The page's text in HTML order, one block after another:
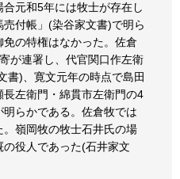
元和5年には牧士が存在し
付帳」(染谷家文書)で明ら
の特権はなかった。佐倉
が連署し、代官関口作左衛
書)、寛文元年の時点で島田
左衛門・綿貫市左衛門の4
らかである。佐倉牧では
嶺岡牧の牧士石井氏の場
役人であった(石井家文